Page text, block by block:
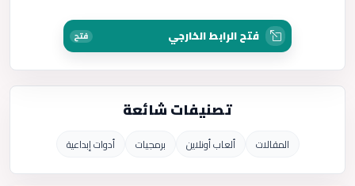
تصنيفات شائعة
المقالات ألعاب أونلاين برمجيات أدوات إبداعية
فتح الرابط الخارجي فتح